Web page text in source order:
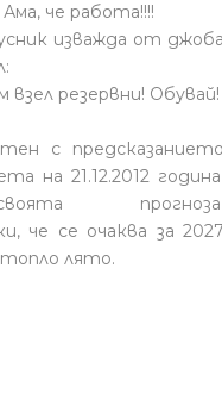
че работа!!!!
изважда от джоба
взел резервни! Обувай!
с предсказанието
на 21.12.2012
че се очаква за 2027
топло лято.